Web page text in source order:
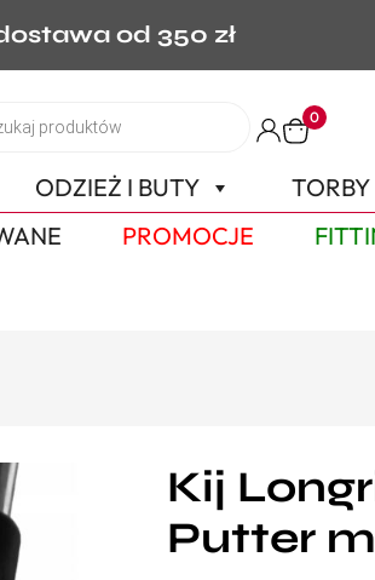
od 350 zł
0
ODZIEŻ I BUTY TORBY
PROMOCJE
Kij
Putter